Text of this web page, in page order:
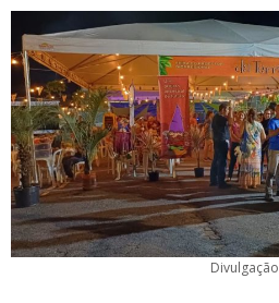
Divulgação